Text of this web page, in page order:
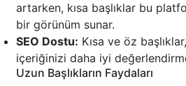
artarken, kısa başlıklar bu
bir görünüm sunar.
SEO Dostu: Kısa ve öz
içeriğinizi daha iyi
Uzun Başlıkların Faydaları